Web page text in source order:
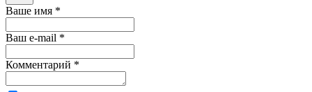
Ваше имя *
Ваш e-mail *
Комментарий *